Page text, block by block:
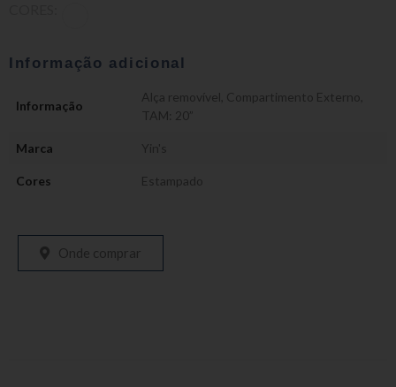
Informação adicional
Informação
Alça removível Compartimento Externo
TAM: 20”
Marca Yin's
Cores Estampado
Onde comprar